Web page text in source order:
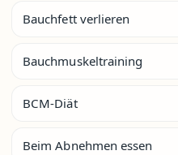
Bauchfett verlieren
Bauchmuskeltraining
BCM-Diät
Beim Abnehmen essen